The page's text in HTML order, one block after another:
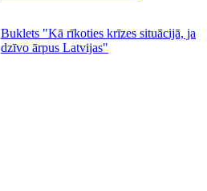
Buklets "Kā rīkoties krīzes situācijā, ja
dzīvo ārpus Latvijas"